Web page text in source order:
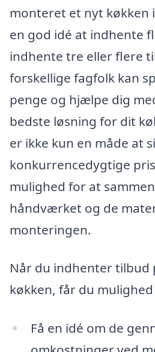
monteret et nyt køkken
en god idé at indhente
indhente tre eller flere
forskellige fagfolk kan
penge og hjælpe dig
bedste løsning for dit
er ikke kun en måde at
konkurrencedygtige
mulighed for at
håndværket og de
monteringen.
Når du indhenter tilbud
køkken, får du
Få en idé om de